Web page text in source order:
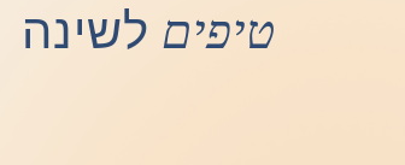
טיפים לשינה